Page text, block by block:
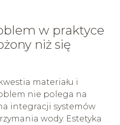
w praktyce
niż się
materiału i
nie polega na
integracji systemów
wody. Estetyka